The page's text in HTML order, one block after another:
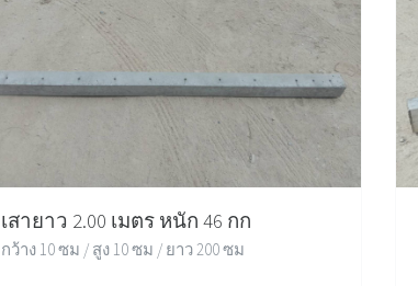
เสายาว 2.00 เมตร หนัก 46 กก
กว้าง 10 ซม / สูง 10 ซม / ยาว 200 ซม